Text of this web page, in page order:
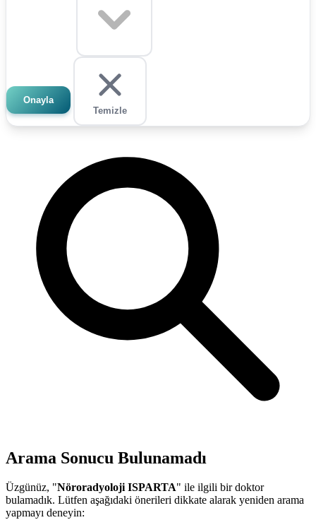
Onayla
Temizle
Arama Sonucu Bulunamadı
Üzgünüz, "Nöroradyoloji ISPARTA" ile ilgili bir doktor
bulamadık. Lütfen aşağıdaki önerileri dikkate alarak yeniden arama
yapmayı deneyin: